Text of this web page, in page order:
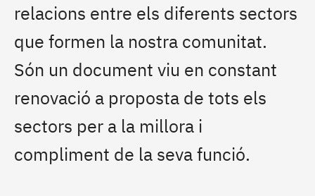
relacions entre els diferents sectors
que formen la nostra comunitat.
Són un document viu en constant
renovació a proposta de tots els
sectors per a la millora i
compliment de la seva funció.